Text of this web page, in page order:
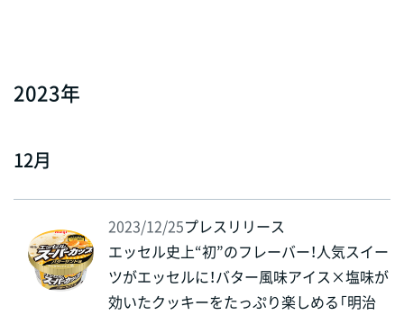
2023年
12月
2023/12/25プレスリリース
エッセル史上“初”のフレーバー！人気スイー
ツがエッセルに！バター風味アイス×塩味が
効いたクッキーをたっぷり楽しめる「明治